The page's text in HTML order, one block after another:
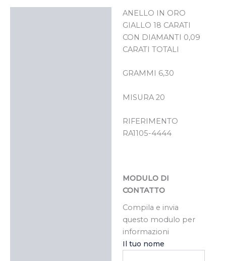
ANELLO IN ORO
GIALLO 18 CARATI
CON DIAMANTI 0,09
CARATI TOTALI
GRAMMI 6,30
MISURA 20
RIFERIMENTO
RA1105-4444
MODULO DI
CONTATTO
Compila e invia
questo modulo per
informazioni
Il tuo nome